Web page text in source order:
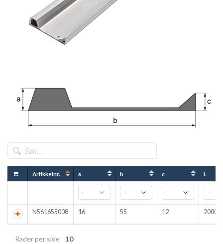
Artikkelnr. a b c L
N561655008 16 55 12 2000
Rader per side
10